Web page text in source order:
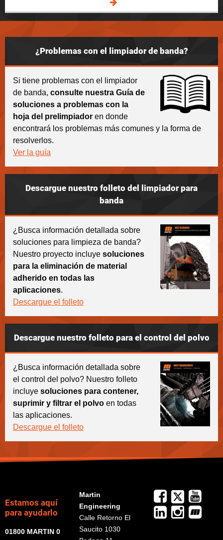
¿Problemas con el limpiador de banda?
Si tiene problemas con el limpiador
de banda, consulte nuestra Guía de
soluciones a problemas con la
hoja del prelimpiador en donde
encontrará los problemas más comunes y la forma de
resolverlos.
Ver la guía
Descargue nuestro folleto del limpiador para
banda
¿Busca información detallada sobre
soluciones para limpieza de banda?
Nuestro proyecto incluye soluciones
para la eliminación de material
adherido en todas las
aplicaciones.
Descargue el folleto
Descargue nuestro folleto para el control del polvo
¿Busca información detallada sobre
el control del polvo? Nuestro folleto
incluye soluciones para contener,
suprimir y filtrar el polvo en todas
las aplicaciones.
Descargue el folleto
Estamos aquí
para ayudarlo
01800 MARTIN 0
Martin
Engineering
Calle Retorno El
Saucito 1030